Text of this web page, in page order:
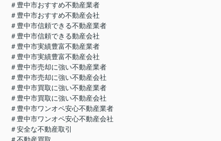
＃豊中市おすすめ不動産業者
＃豊中市おすすめ不動産会社
＃豊中市信頼できる不動産業者
＃豊中市信頼できる動産会社
＃豊中市実績豊富不動産業者
＃豊中市実績豊富不動産会社
＃豊中市売却に強い不動産業者
＃豊中市売却に強い不動産会社
＃豊中市買取に強い不動産業者
＃豊中市買取に強い不動産会社
＃豊中市ワンオペ安心不動産業者
＃豊中市ワンオペ安心不動産会社
＃安全な不動産取引
＃不動産買取